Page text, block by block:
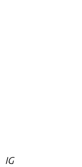
IG